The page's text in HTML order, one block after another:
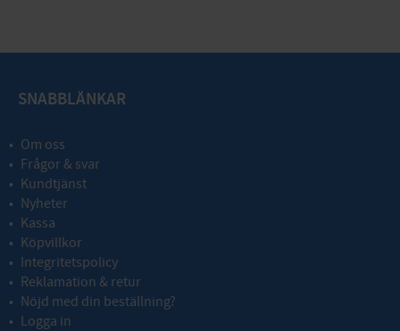
SNABBLÄNKAR
Om oss
Frågor & svar
Kundtjänst
Nyheter
Kassa
Köpvillkor
Integritetspolicy
Reklamation & retur
Nöjd med din beställning?
Logga in